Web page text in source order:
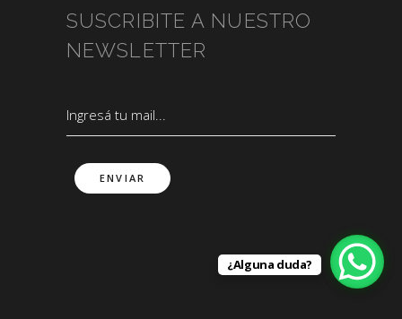
SUSCRIBITE A NUESTRO
NEWSLETTER
¿Alguna duda?